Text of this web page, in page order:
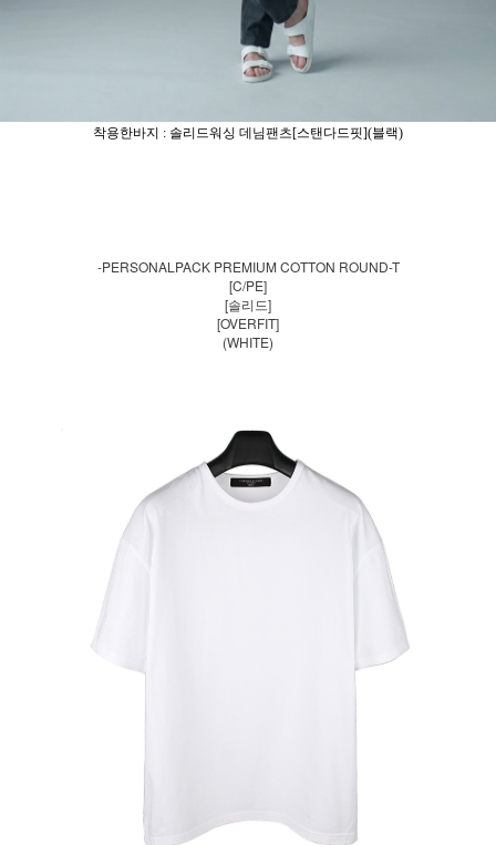
착용한바지 : 솔리드워싱 데님팬츠[스탠다드핏](블랙)
-PERSONALPACK PREMIUM COTTON ROUND-T
[C/PE]
[솔리드]
[OVERFIT]
(WHITE)